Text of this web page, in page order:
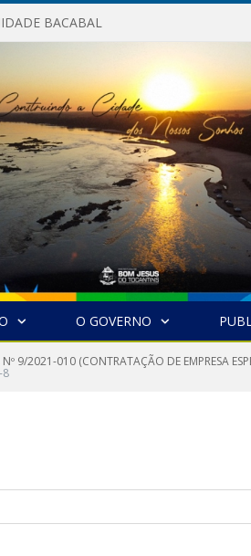
BACABAL
O GOVERNO
9/2021-010 (CONTRATAÇÃO DE EMPRESA
8